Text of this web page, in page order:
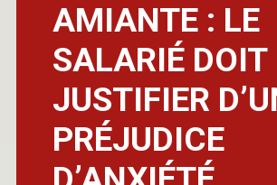
AMIANTE : LE
SALARIÉ DOIT
JUSTIFIER
PRÉJUDICE